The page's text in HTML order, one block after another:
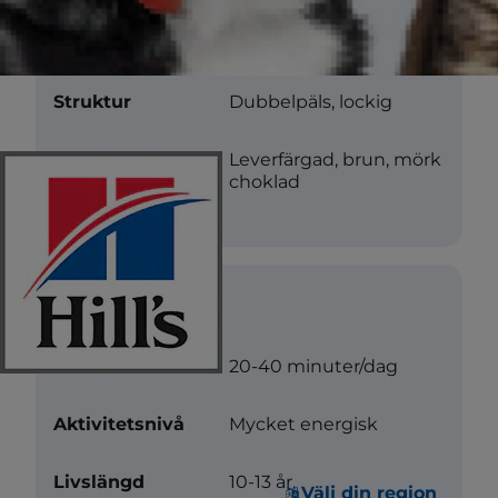
Välj din region
Struktur Dubbelpäls, lockig
Färg
Leverfärgad, brun, mörk
choklad
Vård
Motion 20-40 minuter/dag
Aktivitetsnivå Mycket energisk
Livslängd 10-13 år.